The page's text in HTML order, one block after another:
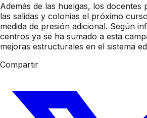
Además de las huelgas, los docentes
las salidas y colonias el próximo
medida de presión adicional. Según
centros ya se ha sumado a esta
mejoras estructurales en el sistema
Compartir